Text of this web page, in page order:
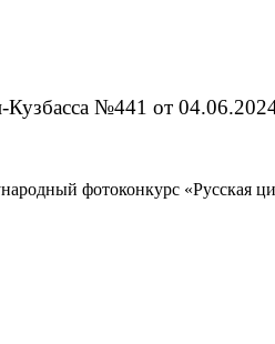
Кузбасса №441 от
фотоконкурс «Русская